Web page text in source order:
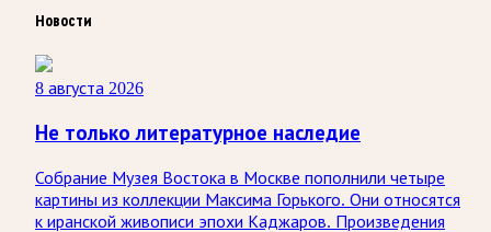
Новости
8 августа 2026
Не только литературное наследие
Собрание Музея Востока в Москве пополнили четыре
картины из коллекции Максима Горького. Они относятся
к иранской живописи эпохи Каджаров. Произведения